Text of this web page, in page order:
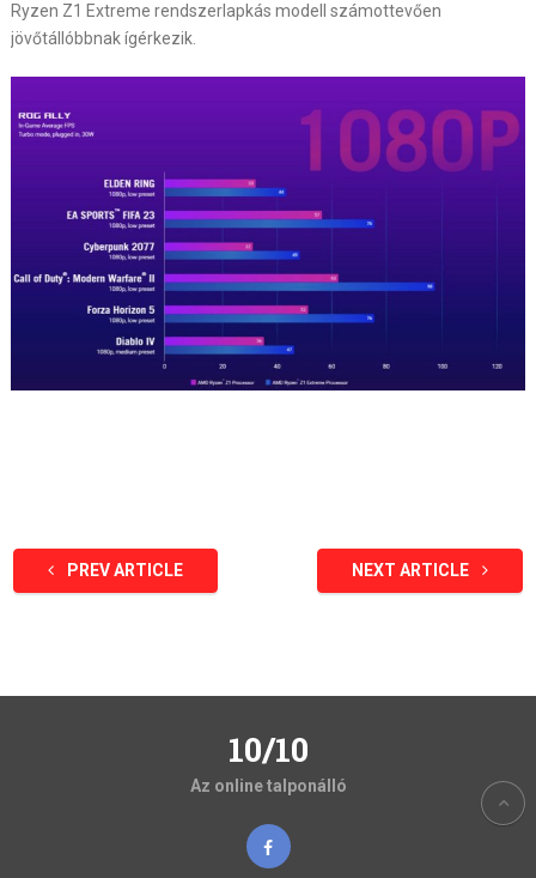
Ryzen Z1 Extreme rendszerlapkás modell számottevően
jövőtállóbbnak ígérkezik.
PREV ARTICLE NEXT ARTICLE
10/10
Az online talponálló